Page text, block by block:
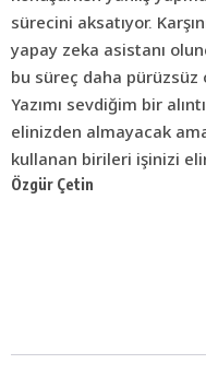
sürecini aksatıyor.
yapay zeka asistanı
bu süreç daha pürüzsüz
Yazımı sevdiğim bir
elinizden almayacak
kullanan birileri işinizi
Özgür Çetin